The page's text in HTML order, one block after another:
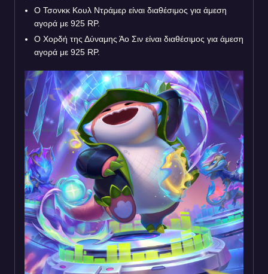
Ο Τσονκκ Κουλ Ντράμερ είναι διαθέσιμος για άμεση
αγορά με 925 RP.
Ο Χορδή της Δύναμης Άο Σιν είναι διαθέσιμος για άμεση
αγορά με 925 RP.